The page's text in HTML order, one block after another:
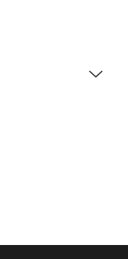
una fuerza
inclusiva.